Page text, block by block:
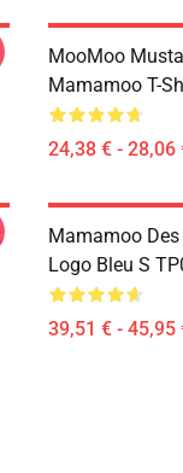
MooMoo
Mamamoo T-
24,38 € - 28,06
Mamamoo
Logo Bleu S
39,51 € - 45,95